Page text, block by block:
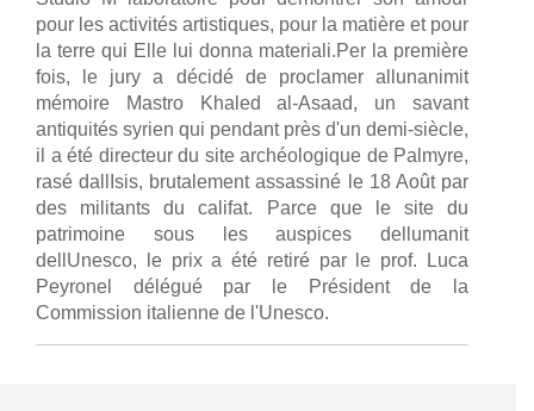
pour les activités artistiques, pour la matière et pour
la terre qui Elle lui donna materiali.Per la première
fois, le jury a décidé de proclamer allunanimit
mémoire Mastro Khaled al-Asaad, un savant
antiquités syrien qui pendant près d'un demi-siècle,
il a été directeur du site archéologique de Palmyre,
rasé dallIsis, brutalement assassiné le 18 Août par
des militants du califat. Parce que le site du
patrimoine sous les auspices dellumanit
dellUnesco, le prix a été retiré par le prof. Luca
Peyronel délégué par le Président de la
Commission italienne de l'Unesco.